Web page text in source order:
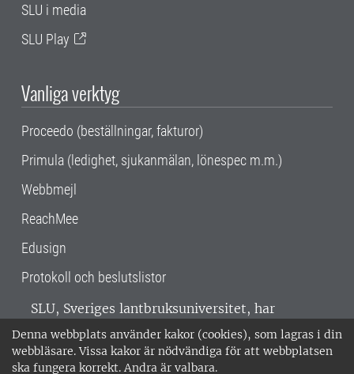
Denna webbplats använder kakor (cookies), som lagras i din
webbläsare. Vissa kakor är nödvändiga för att webbplatsen
ska fungera korrekt. Andra är valbara.
SLU i media
SLU Play
Vanliga verktyg
Proceedo (beställningar, fakturor)
Primula (ledighet, sjukanmälan, lönespec m.m.)
Webbmejl
ReachMee
Edusign
Protokoll och beslutslistor
SLU, Sveriges lantbruksuniversitet, har
verksamhet över hela Sverige. Huvudorter är
Alnarp, Uppsala och Umeå.SLU är
miljöcertifierat enligt ISO 14001. •